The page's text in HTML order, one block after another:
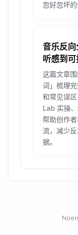
忽好忽坏的
音乐反
听感到
这篇文章
词」梳理
和常见误
Lab 实操
帮助创作
流，减少
据。